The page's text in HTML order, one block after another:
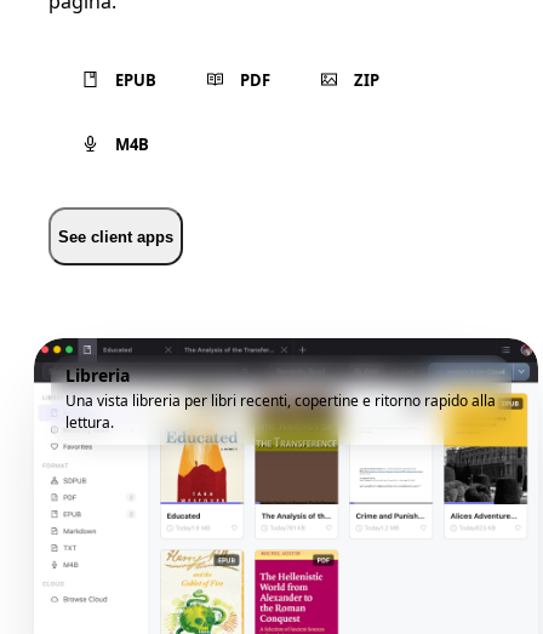
EPUB PDF ZIP
M4B
See client apps
Libreria
Una vista libreria per libri recenti, copertine e ritorno rapido alla
lettura.